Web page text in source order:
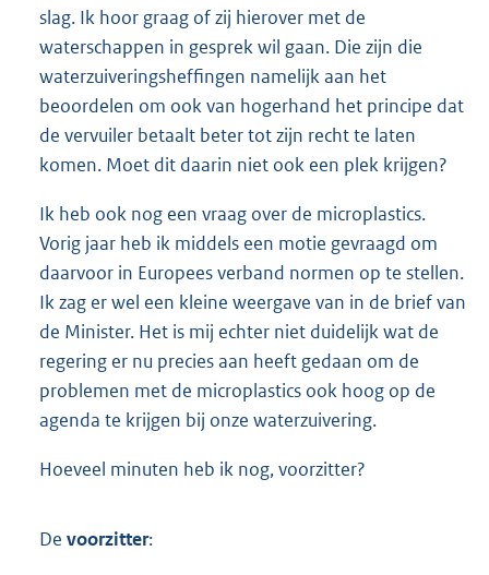
slag. Ik hoor graag of zij hierover met de
waterschappen in gesprek wil gaan. Die zijn die
waterzuiveringsheffingen namelijk aan het
beoordelen om ook van hogerhand het principe dat
de vervuiler betaalt beter tot zijn recht te laten
komen. Moet dit daarin niet ook een plek krijgen?
Ik heb ook nog een vraag over de microplastics.
Vorig jaar heb ik middels een motie gevraagd om
daarvoor in Europees verband normen op te stellen.
Ik zag er wel een kleine weergave van in de brief van
de Minister. Het is mij echter niet duidelijk wat de
regering er nu precies aan heeft gedaan om de
problemen met de microplastics ook hoog op de
agenda te krijgen bij onze waterzuivering.
Hoeveel minuten heb ik nog, voorzitter?
De voorzitter: